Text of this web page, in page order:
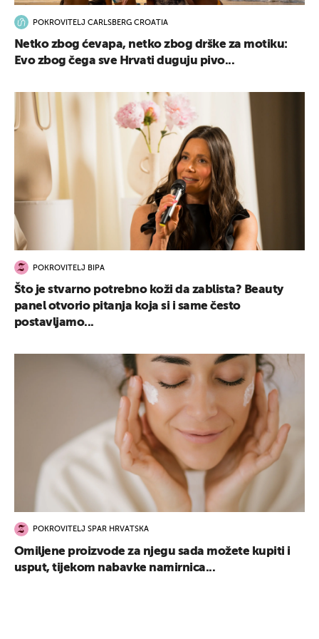
POKROVITELJ CARLSBERG CROATIA
Netko zbog ćevapa, netko zbog drške za motiku:
Evo zbog čega sve Hrvati duguju pivo...
POKROVITELJ BIPA
Što je stvarno potrebno koži da zablista? Beauty
panel otvorio pitanja koja si i same često
postavljamo...
POKROVITELJ SPAR HRVATSKA
Omiljene proizvode za njegu sada možete kupiti i
usput, tijekom nabavke namirnica...
UKLJUČITE NOTIFIKACIJE